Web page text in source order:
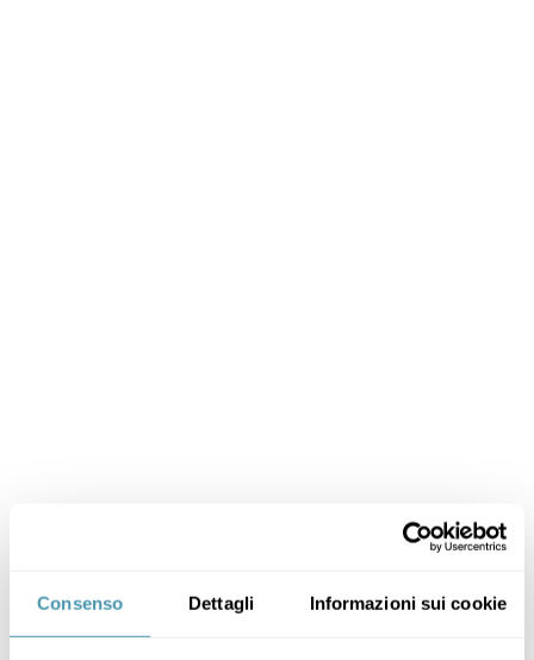
Consenso Dettagli Informazioni sui cookie